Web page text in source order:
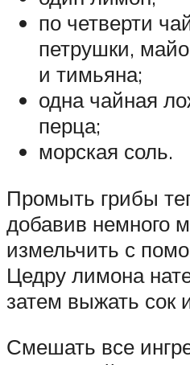
по четверти
петрушки,
и тимьяна;
одна чайная
перца;
морская соль.
Промыть грибы
добавив немного
измельчить с
Цедру лимона
затем выжать сок
Смешать все